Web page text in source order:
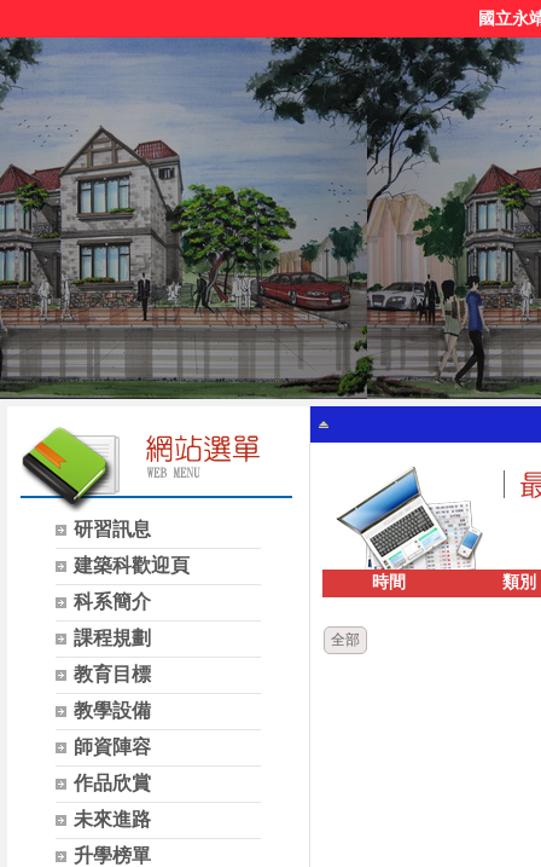
國立永
研習訊息
建築科歡迎頁
科系簡介
課程規劃
教育目標
教學設備
師資陣容
作品欣賞
未來進路
升學榜單
時間 類別
全部